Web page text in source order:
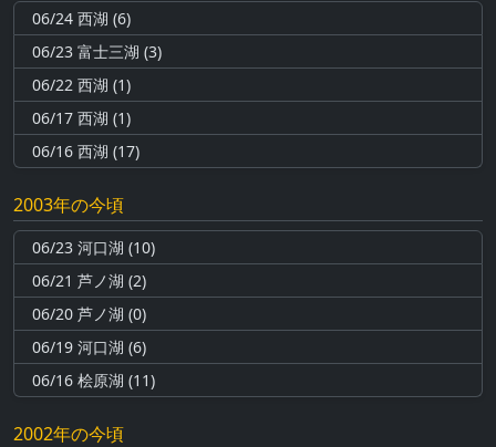
06/24 西湖 (6)
06/23 富士三湖 (3)
06/22 西湖 (1)
06/17 西湖 (1)
06/16 西湖 (17)
2003年の今頃
06/23 河口湖 (10)
06/21 芦ノ湖 (2)
06/20 芦ノ湖 (0)
06/19 河口湖 (6)
06/16 桧原湖 (11)
2002年の今頃